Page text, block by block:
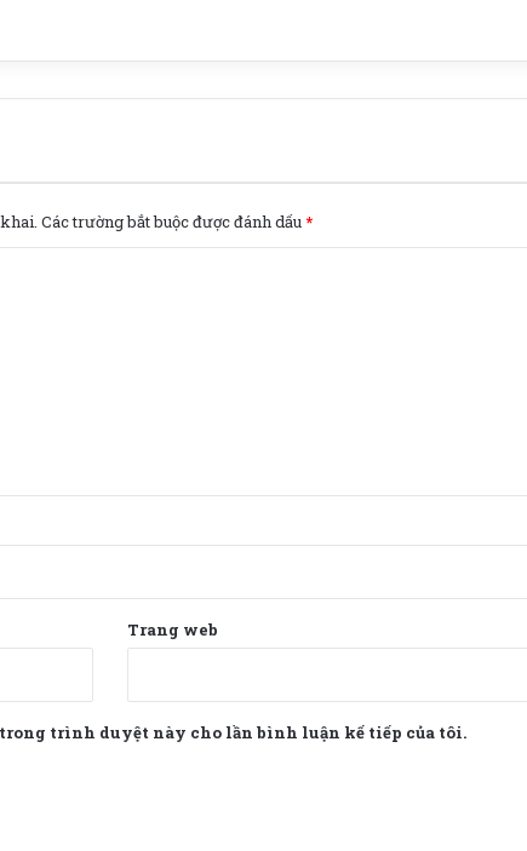
Các trường bắt buộc được đánh dấu*
Trang web
trình duyệt này cho lần bình luận kế tiếp của tôi.